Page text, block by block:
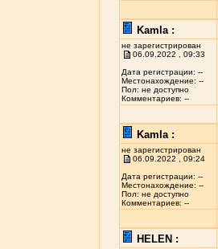
Kamla :
не зарегистрирован
06.09.2022 , 09:33
Дата регистрации: --
Местонахождение: --
Пол: не доступно
Комментариев: --
Kamla :
не зарегистрирован
06.09.2022 , 09:24
Дата регистрации: --
Местонахождение: --
Пол: не доступно
Комментариев: --
HELEN :